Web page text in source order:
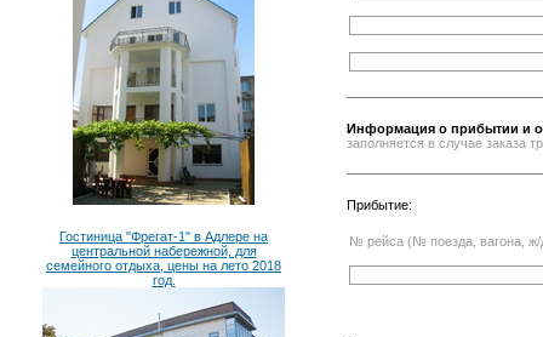
Гостиница "Фрегат-1" в Адлере на
центральной набережной, для
семейного отдыха, цены на лето 2018
год.
Информация о прибытии и
заполняется в случае заказа
Прибытие:
№ рейса (№ поезда, вагона, ж/